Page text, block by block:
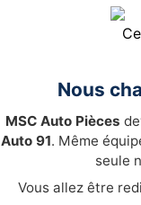
Nous
MSC Auto Pièces
Auto 91. Même
seule
Vous allez être